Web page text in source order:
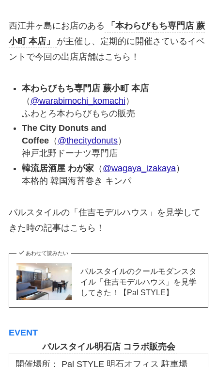
西江井ヶ島にお店のある
「本わらびもち専門店 蕨
小町 本店」
が主催し、定期的に開催さているイベ
ントで今回の出店店舗はこちら！
本わらびもち専門店 蕨小町 本店
（ @warabimochi_komachi ）
ふわとろ本わらびもちの販売
The City Donuts and
Coffee（ @thecitydonuts）
神戸北野ドーナツ専門店
韓流居酒屋 わが家（ @wagaya_izakaya）
本格的 韓国海苔巻き キンパ
パルスタイルの「住吉モデルハウス」を見学して
きた時の記事はこちら！
あわせて読みたい
パルスタイルのクールモダンスタ
イル「住吉モデルハウス」を見学
してきた！【Pal STYLE】
EVENT
パルスタイル明石店 コラボ販売会
開催場所： Pal STYLE 明石オフィス 駐車場